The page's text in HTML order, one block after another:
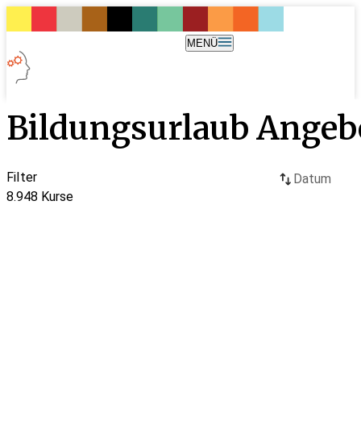
MENÜ
Bildungsurlaub
Filter
Datum
8.948 Kurse